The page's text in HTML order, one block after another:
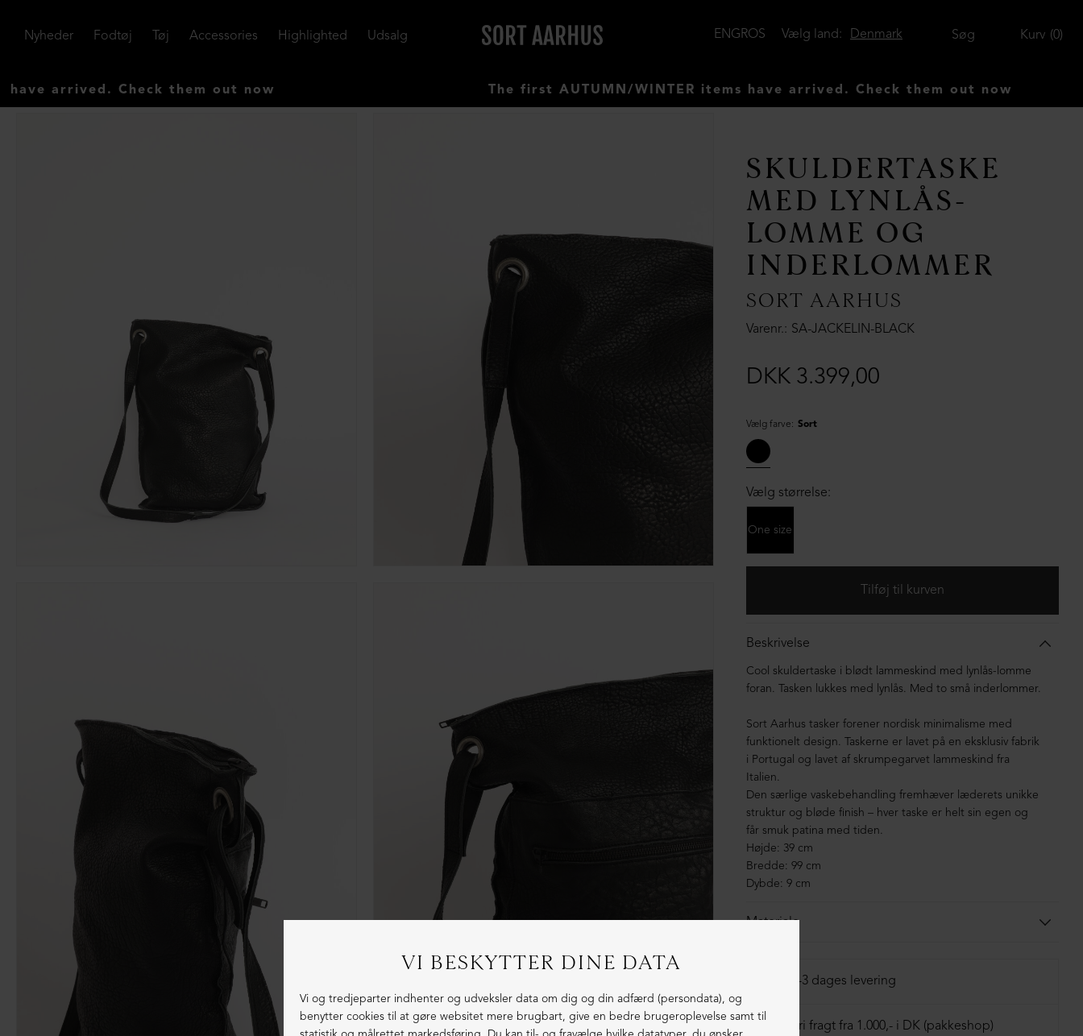
Nyheder Fodtøj Tøj Accessories Highlighted Udsalg Kurv 0
Søg
Denmark
Vælg land:
ENGROS
Check them out now The first AUTUMN/WINTER items have arrived. Check them out now
SKULDERTASKE
MED LYNLÅS-
LOMME OG
INDERLOMMER
SORT AARHUS
Varenr. SA-JACKELIN-BLACK
DKK 3.399,00
Vælg farve: Sort
Vælg størrelse:
One size
Beskrivelse
Cool skuldertaske i blødt lammeskind med lynlås-lomme
foran. Tasken lukkes med lynlås. Med to små inderlommer.
Sort Aarhus tasker forener nordisk minimalisme med
funktionelt design. Taskerne er lavet på en eksklusiv fabrik
i Portugal og lavet af skrumpegarvet lammeskind fra
Italien.
Den særlige vaskebehandling fremhæver læderets unikke
struktur og bløde finish – hver taske er helt sin egen og
får smuk patina med tiden.
Højde: 39 cm
Bredde: 99 cm
Dybde: 9 cm
Materiale
1-3 dages levering
Fri fragt fra 1.000,- i DK (pakkeshop)